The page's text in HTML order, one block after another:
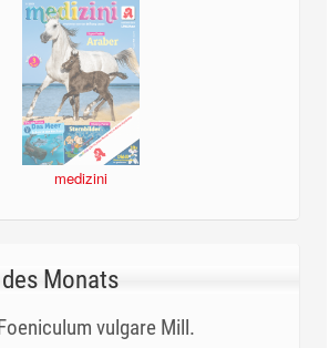
medizini
Monats
vulgare Mill.